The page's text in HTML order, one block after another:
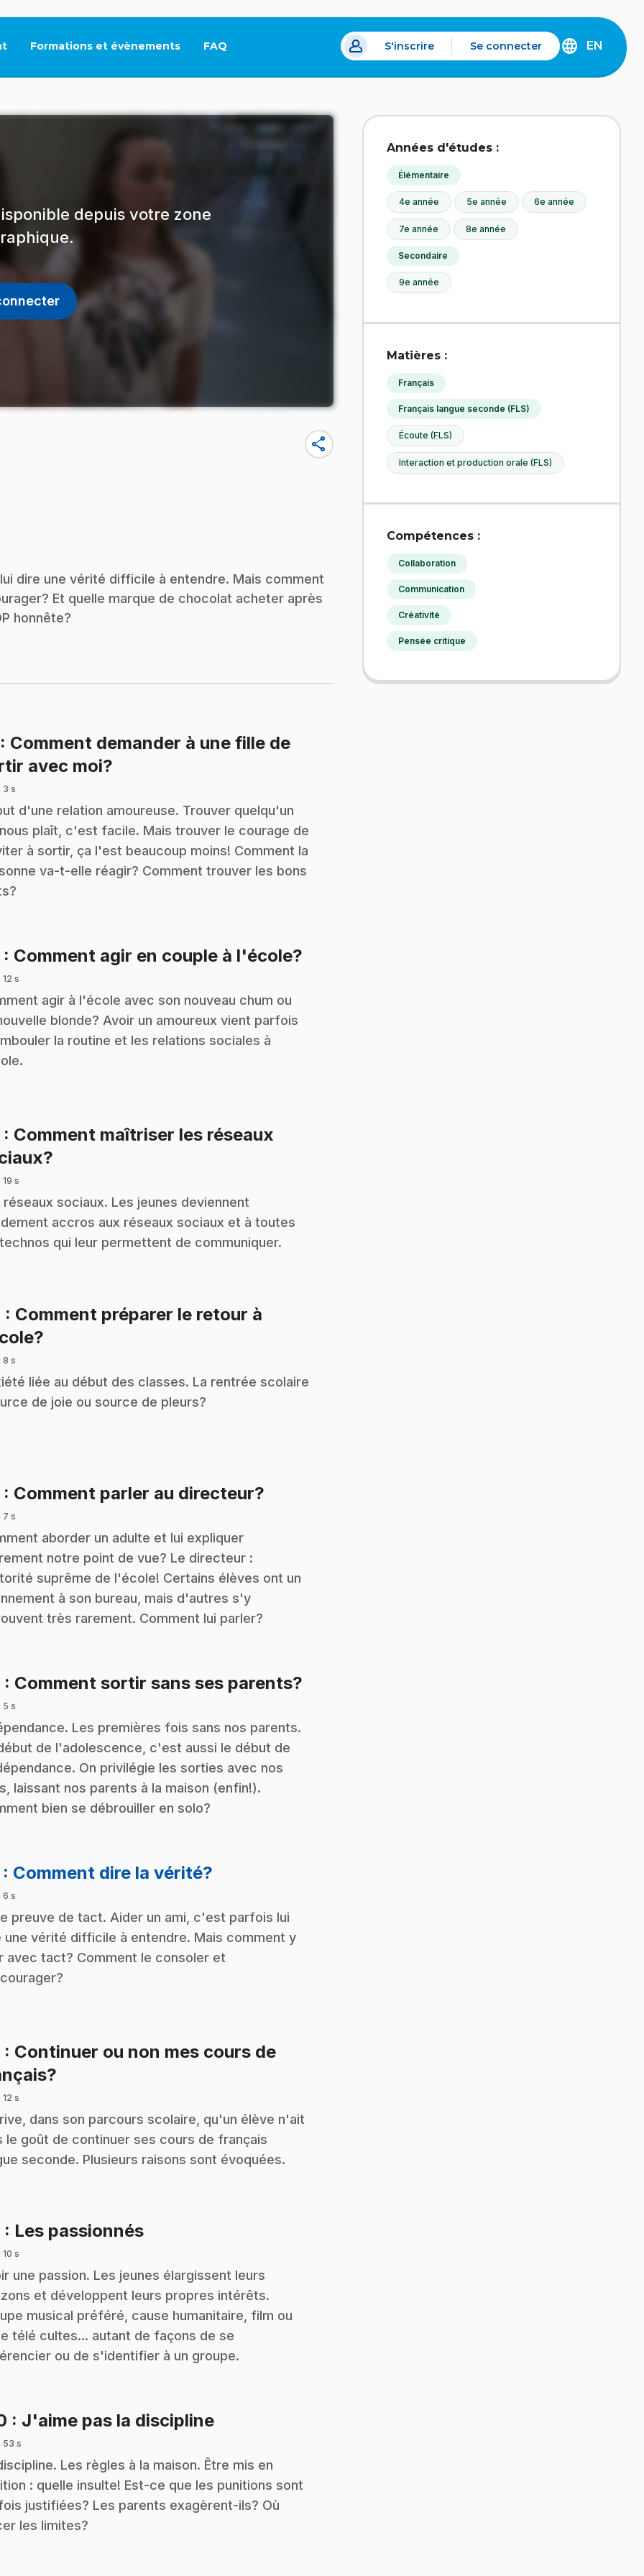
Formations et évènements FAQ
Ce lien s'ouvrira dans un nouvel onglet.
S'inscrire Se connecter
DISCOVER
EN
depuis votre zone
share
dire une vérité difficile à entendre. Mais comment
Et quelle marque de chocolat acheter après
honnête?
: Comment demander à une fille de
avec moi?
3 s
d'une relation amoureuse. Trouver quelqu'un
plaît, c'est facile. Mais trouver le courage de
à sortir, ça l'est beaucoup moins! Comment la
va-t-elle réagir? Comment trouver les bons
: Comment agir en couple à l'école?
12 s
agir à l'école avec son nouveau chum ou
blonde? Avoir un amoureux vient parfois
la routine et les relations sociales à
: Comment maîtriser les réseaux
19 s
réseaux sociaux. Les jeunes deviennent
accros aux réseaux sociaux et à toutes
qui leur permettent de communiquer.
: Comment préparer le retour à
8 s
liée au début des classes. La rentrée scolaire
de joie ou source de pleurs?
: Comment parler au directeur?
7 s
aborder un adulte et lui expliquer
notre point de vue? Le directeur :
suprême de l'école! Certains élèves ont un
à son bureau, mais d'autres s'y
très rarement. Comment lui parler?
: Comment sortir sans ses parents?
5 s
Les premières fois sans nos parents.
de l'adolescence, c'est aussi le début de
On privilégie les sorties avec nos
laissant nos parents à la maison (enfin!).
bien se débrouiller en solo?
: Comment dire la vérité?
6 s
preuve de tact. Aider un ami, c'est parfois lui
une vérité difficile à entendre. Mais comment y
avec tact? Comment le consoler et
: Continuer ou non mes cours de
12 s
dans son parcours scolaire, qu'un élève n'ait
le goût de continuer ses cours de français
seconde. Plusieurs raisons sont évoquées.
: Les passionnés.
10 s
une passion. Les jeunes élargissent leurs
et développent leurs propres intérêts.
musical préféré, cause humanitaire, film ou
télé cultes... autant de façons de se
ou de s'identifier à un groupe.
: J'aime pas la discipline.
53 s
Les règles à la maison. Être mis en
: quelle insulte! Est-ce que les punitions sont
justifiées? Les parents exagèrent-ils? Où
les limites?
Années d'études :
Élémentaire
4e année 5e année 6e année
7e année 8e année
Secondaire
9e année
Matières :
Français
Français langue seconde (FLS)
Écoute (FLS)
Interaction et production orale (FLS)
Compétences :
Collaboration
Communication
Créativité
Pensée critique